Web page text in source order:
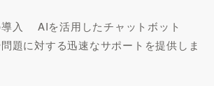
入 AIを活用したチャットボット
題に対する迅速なサポートを提供しま